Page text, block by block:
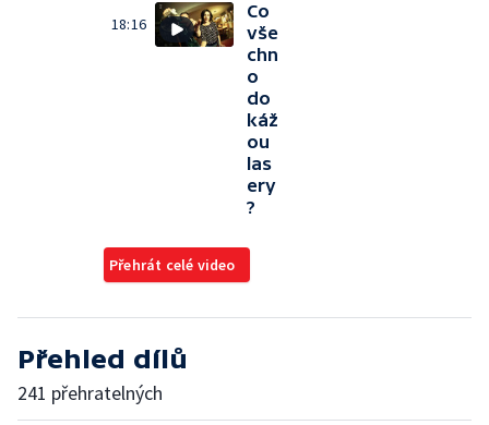
18:16
Co
vše
chn
o
do
káž
ou
las
ery
?
Přehrát celé video
Přehled dílů
241 přehratelných